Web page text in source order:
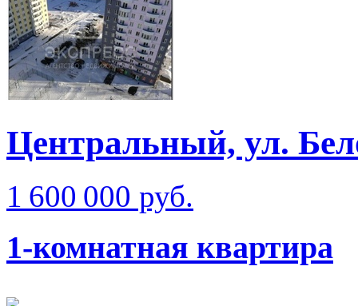
Центральный, ул.
1 600 000 руб.
1-комнатная квартира